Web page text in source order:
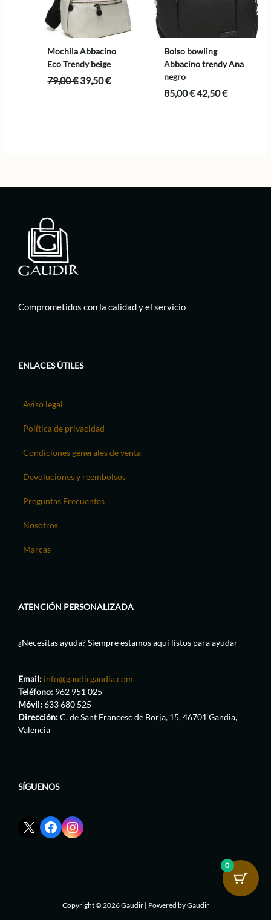
Mochila Abbacino
Eco Trendy beige
79,00€El
39,50€El
Bolso bowling
Abbacino trendy Ana
negro
85,00€El
42,50€El
Comprometidos con la calidad y el servicio
ENLACES ÚTILES
Aviso legal
Política de privacidad
Condiciones generales de venta
Devoluciones y reembolsos
Preguntas Frecuentes
Nosotros
Marcas
ATENCIÓN PERSONALIZADA
¿Necesitas ayuda? Siempre estamos aquí listos para ayudar
Email: info@gaudirgandia.com
Teléfono: 962 951 025
Móvil:633 680 525
Dirección:C. de Sant Francesc de Borja, 15, 46701 Gandia,
Valencia
SÍGUENOS
Enlace
red
Enlace
de
Enlace
Copyright © 2026 Gaudir | Powered by Gaudir
0